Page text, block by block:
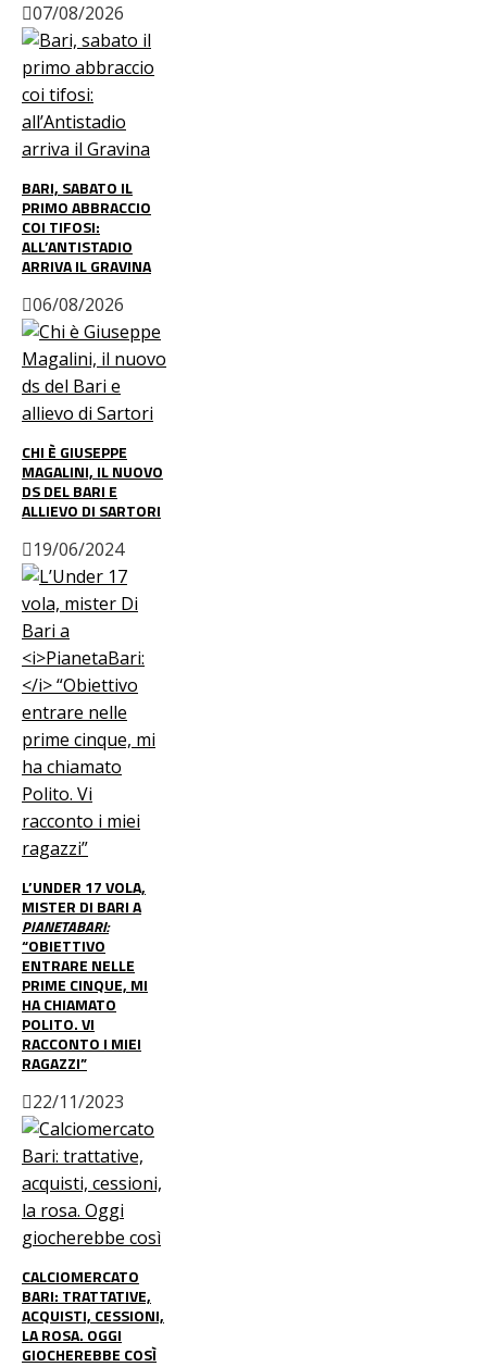
07/08/2026
BARI, SABATO IL
PRIMO ABBRACCIO
COI TIFOSI:
ALL’ANTISTADIO
ARRIVA IL GRAVINA
06/08/2026
CHI È GIUSEPPE
MAGALINI, IL NUOVO
DS DEL BARI E
ALLIEVO DI SARTORI
19/06/2024
L’UNDER 17 VOLA,
MISTER DI BARI A
PIANETABARI:
“OBIETTIVO
ENTRARE NELLE
PRIME CINQUE, MI
HA CHIAMATO
POLITO. VI
RACCONTO I MIEI
RAGAZZI”
22/11/2023
CALCIOMERCATO
BARI: TRATTATIVE,
ACQUISTI, CESSIONI,
LA ROSA. OGGI
GIOCHEREBBE COSÌ